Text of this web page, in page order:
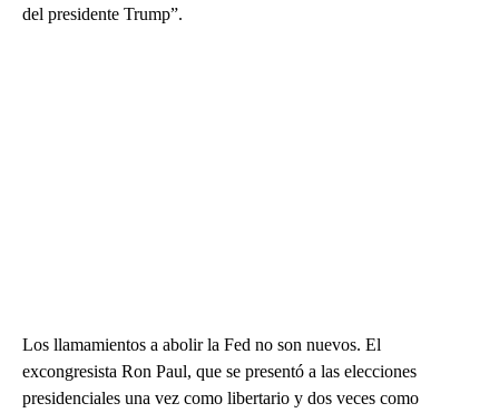
del presidente Trump”.
Los llamamientos a abolir la Fed no son nuevos. El
excongresista Ron Paul, que se presentó a las elecciones
presidenciales una vez como libertario y dos veces como